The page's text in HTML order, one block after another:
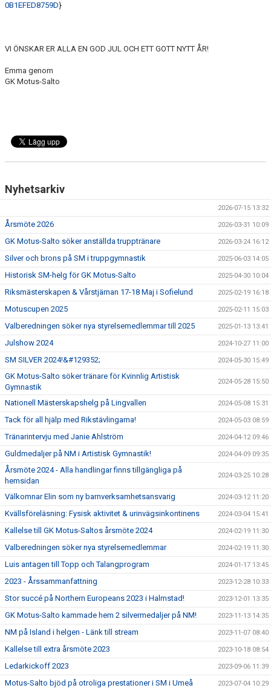
0B1EFED8759D}
VI ÖNSKAR ER ALLA EN GOD JUL OCH ETT GOTT NYTT ÅR!
Emma genom
GK Motus-Salto
Nyhetsarkiv
2026-07-15 13:32
Årsmöte 2026 2026-03-31 10:09
GK Motus-Salto söker anställda trupptränare 2026-03-24 16:12
Silver och brons på SM i truppgymnastik 2025-06-03 14:05
Historisk SM-helg för GK Motus-Salto 2025-04-30 10:04
Riksmästerskapen & Vårstjärnan 17-18 Maj i Sofielund 2025-02-19 16:18
Motuscupen 2025 2025-02-11 15:03
Valberedningen söker nya styrelsemedlemmar till 2025 2025-01-13 13:41
Julshow 2024 2024-10-27 11:00
SM SILVER 2024!&#129352; 2024-05-30 15:49
GK Motus-Salto söker tränare för Kvinnlig Artistisk
Gymnastik
2024-05-28 15:50
Nationell Mästerskapshelg på Lingvallen 2024-05-08 15:31
Tack för all hjälp med Rikstävlingarna! 2024-05-03 08:59
Tränarintervju med Janie Ahlström 2024-04-12 09:46
Guldmedaljer på NM i Artistisk Gymnastik! 2024-04-09 09:35
Årsmöte 2024 - Alla handlingar finns tillgängliga på
hemsidan
2024-03-25 10:28
Välkomnar Elin som ny barnverksamhetsansvarig 2024-03-12 11:20
Kvällsföreläsning: Fysisk aktivitet & urinvägsinkontinens 2024-03-04 15:41
Kallelse till GK Motus-Saltos årsmöte 2024 2024-02-19 11:30
Valberedningen söker nya styrelsemedlemmar 2024-02-19 11:30
Luis antagen till Topp och Talangprogram 2024-01-17 13:45
2023 - Årssammanfattning 2023-12-28 10:33
Stor succé på Northern Europeans 2023 i Halmstad! 2023-12-01 13:35
GK Motus-Salto kammade hem 2 silvermedaljer på NM! 2023-11-13 14:35
NM på Island i helgen - Länk till stream 2023-11-07 08:40
Kallelse till extra årsmöte 2023 2023-10-18 08:54
Ledarkickoff 2023 2023-09-06 11:39
Motus-Salto bjöd på otroliga prestationer i SM i Umeå 2023-07-04 10:29